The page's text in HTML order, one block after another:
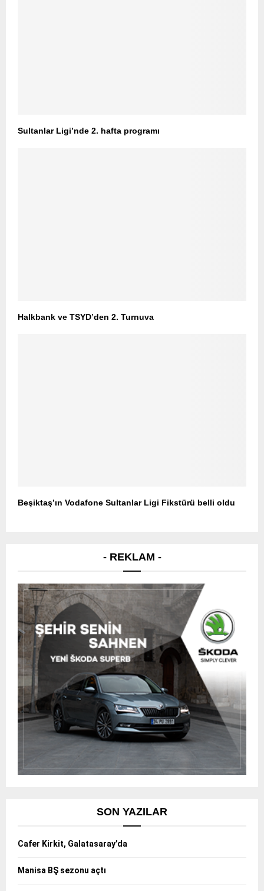
Sultanlar Ligi’nde 2. hafta programı
Halkbank ve TSYD’den 2. Turnuva
Beşiktaş’ın Vodafone Sultanlar Ligi Fikstürü belli oldu
- REKLAM -
SON YAZILAR
Cafer Kirkit, Galatasaray’da
Manisa BŞ sezonu açtı